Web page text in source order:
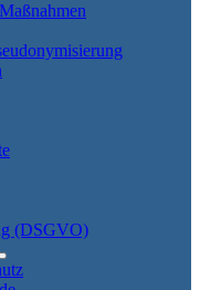
(DSGVO)